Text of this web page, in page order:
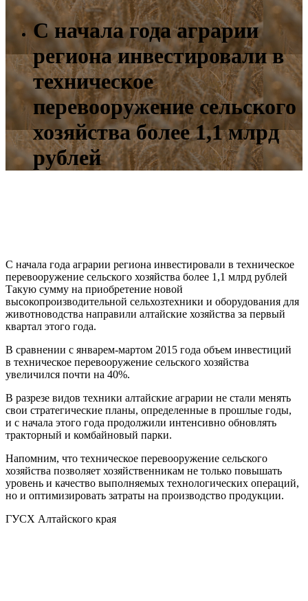
С начала года аграрии
региона инвестировали в
техническое
перевооружение сельского
хозяйства более 1,1 млрд
рублей
С начала года аграрии региона инвестировали в техническое
перевооружение сельского хозяйства более 1,1 млрд рублей
Такую сумму на приобретение новой
высокопроизводительной сельхозтехники и оборудования для
животноводства направили алтайские хозяйства за первый
квартал этого года.
В сравнении с январем-мартом 2015 года объем инвестиций
в техническое перевооружение сельского хозяйства
увеличился почти на 40%.
В разрезе видов техники алтайские аграрии не стали менять
свои стратегические планы, определенные в прошлые годы,
и с начала этого года продолжили интенсивно обновлять
тракторный и комбайновый парки.
Напомним, что техническое перевооружение сельского
хозяйства позволяет хозяйственникам не только повышать
уровень и качество выполняемых технологических операций,
но и оптимизировать затраты на производство продукции.
ГУСХ Алтайского края